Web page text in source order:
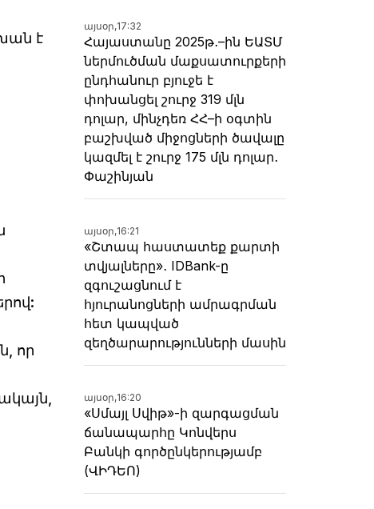
է
որ
այսօր,17:32
Հայաստանը 2025թ․–ին ԵԱՏՄ
ներմուծման մաքսատուրքերի
ընդհանուր բյուջե է
փոխանցել շուրջ 319 մլն
դոլար, մինչդեռ ՀՀ–ի օգտին
բաշխված միջոցների ծավալը
կազմել է շուրջ 175 մլն դոլար․
Փաշինյան
այսօր,16:21
«Շտապ հաստատեք քարտի
տվյալները»․ IDBank-ը
զգուշացնում է
հյուրանոցների ամրագրման
հետ կապված
զեղծարարությունների մասին
այսօր,16:20
«Սմայլ Սվիթ»-ի զարգացման
ճանապարհը Կոնվերս
Բանկի գործընկերությամբ
(ՎԻԴԵՈ)